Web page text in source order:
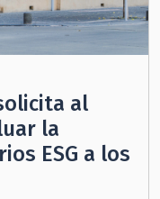
al
la
ESG a los